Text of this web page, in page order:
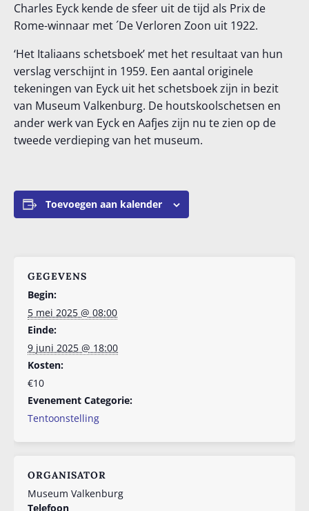
Charles Eyck kende de sfeer uit de tijd als Prix de
Rome-winnaar met ´De Verloren Zoon uit 1922.
‘Het Italiaans schetsboek’ met het resultaat van hun
verslag verschijnt in 1959. Een aantal originele
tekeningen van Eyck uit het schetsboek zijn in bezit
van Museum Valkenburg. De houtskoolschetsen en
ander werk van Eyck en Aafjes zijn nu te zien op de
tweede verdieping van het museum.
Toevoegen aan kalender
GEGEVENS
Begin:
5 mei 2025 @ 08:00
Einde:
9 juni 2025 @ 18:00
Kosten:
€10
Evenement Categorie:
Tentoonstelling
ORGANISATOR
Museum Valkenburg
Telefoon